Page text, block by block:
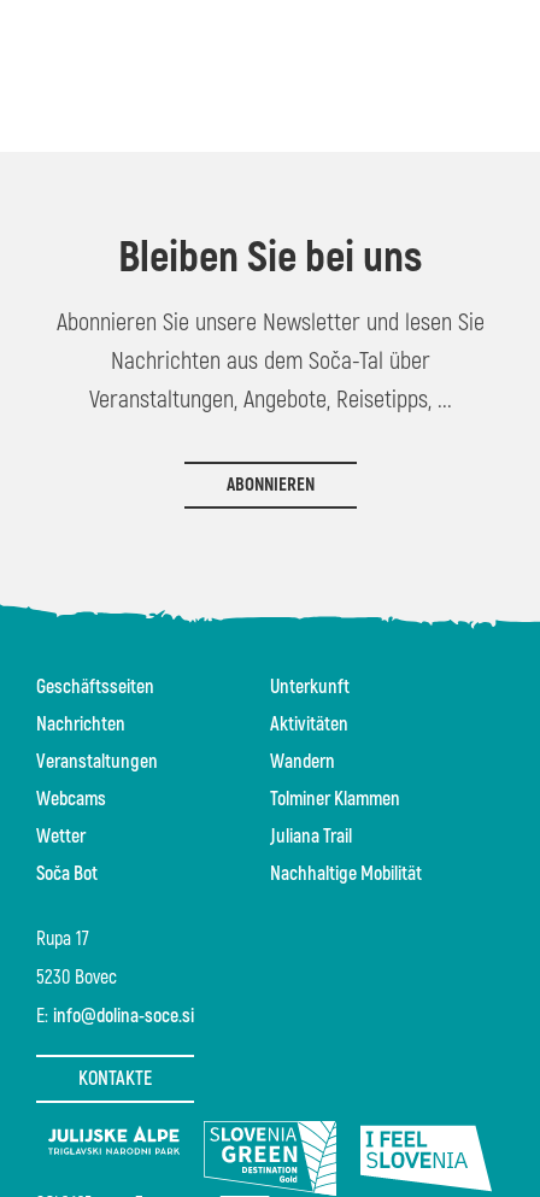
Bleiben Sie bei uns
Abonnieren Sie unsere Newsletter und lesen Sie
Nachrichten aus dem Soča-Tal über
Veranstaltungen, Angebote, Reisetipps, ...
ABONNIEREN
Rupa 17
5230 Bovec
E: info@dolina-soce.si
KONTAKTE
Geschäftsseiten
Nachrichten
Veranstaltungen
Webcams
Wetter
Soča Bot
Unterkunft
Aktivitäten
Wandern
Tolminer Klammen
Juliana Trail
Nachhaltige Mobilität